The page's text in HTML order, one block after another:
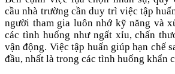
cầu nhà trường cần duy trì việc tập
người tham gia luôn nhớ kỹ năng và
các tình huống như ngất xỉu, chấn
vận động. Việc tập huấn giúp hạn chế
đầu, nhất là trong các tình huống khẩn